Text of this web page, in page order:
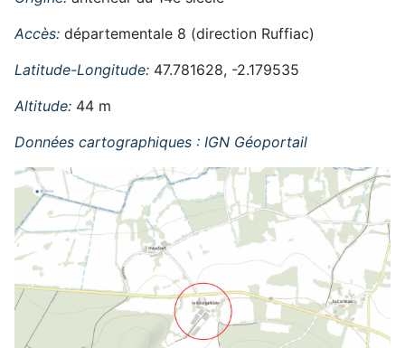
Accès: départementale 8 (direction Ruffiac)
Latitude-Longitude: 47.781628, -2.179535
Altitude: 44 m
Données cartographiques : IGN Géoportail